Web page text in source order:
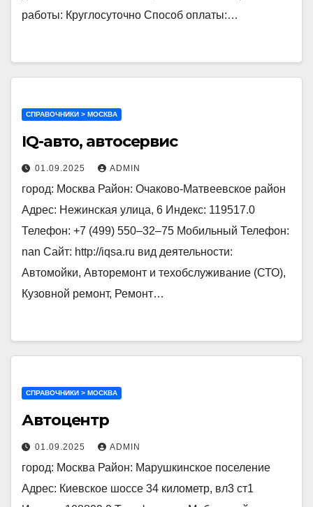
работы: Круглосуточно Способ оплаты:…
СПРАВОЧНИКИ > МОСКВА
IQ-авто, автосервис
01.09.2025 ADMIN
город: Москва Район: Очаково-Матвеевское район
Адрес: Нежинская улица, 6 Индекс: 119517.0
Телефон: +7 (499) 550‒32‒75 Мобильный Телефон:
nan Сайт: http://iqsa.ru вид деятельности:
Автомойки, Авторемонт и техобслуживание (СТО),
Кузовной ремонт, Ремонт…
СПРАВОЧНИКИ > МОСКВА
Автоцентр
01.09.2025 ADMIN
город: Москва Район: Марушкинское поселение
Адрес: Киевское шоссе 34 километр, вл3 ст1